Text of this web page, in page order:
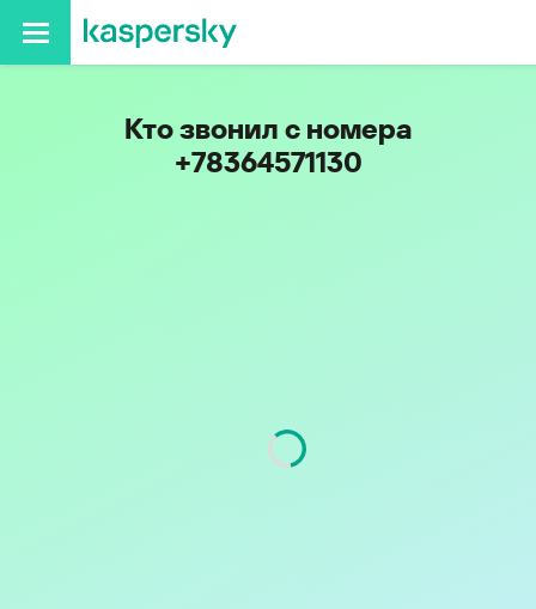
Кто звонил с номера
+78364571130